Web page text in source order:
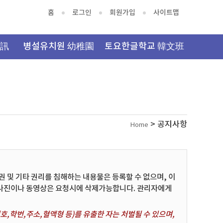
홈 로그인 회원가입 사이트맵
병설유치원 幼稚園 토요한글학교 韓文班
Home > 공지사항
및 기타 권리를 침해하는 내용물은 등록할 수 없으며, 이
이나 동영상은 요청시에 삭제가능합니다. 관리자에게
,학번,주소,혈액형 등)를 유출한 자는 처벌될 수 있으며,